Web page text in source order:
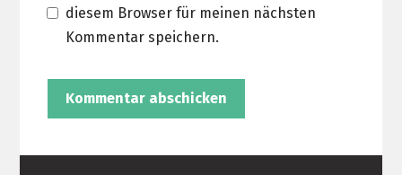
diesem Browser für meinen nächsten
Kommentar speichern.